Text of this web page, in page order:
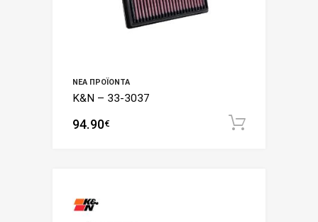
ΝΈΑ ΠΡΟΪΌΝΤΑ
K&N – 33-3037
94.90€